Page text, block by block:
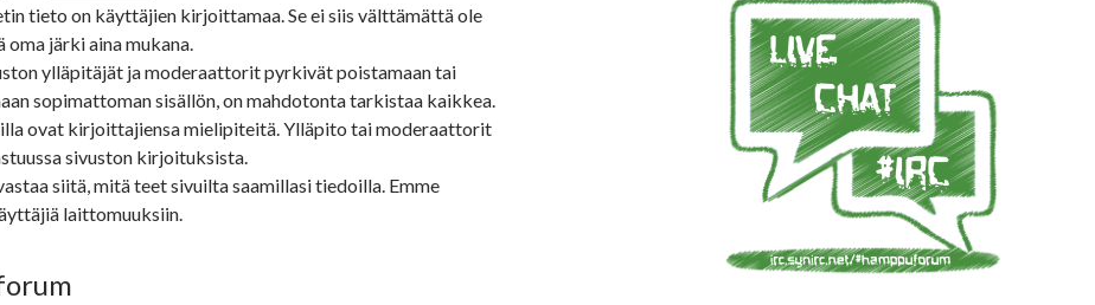
tieto on käyttäjien kirjoittamaa. Se ei siis välttämättä ole
oma järki aina mukana.
ylläpitäjät ja moderaattorit pyrkivät poistamaan tai
sopimattoman sisällön, on mahdotonta tarkistaa kaikkea.
ovat kirjoittajiensa mielipiteitä. Ylläpito tai moderaattorit
sivuston kirjoituksista.
siitä, mitä teet sivuilta saamillasi tiedoilla. Emme
laittomuuksiin.